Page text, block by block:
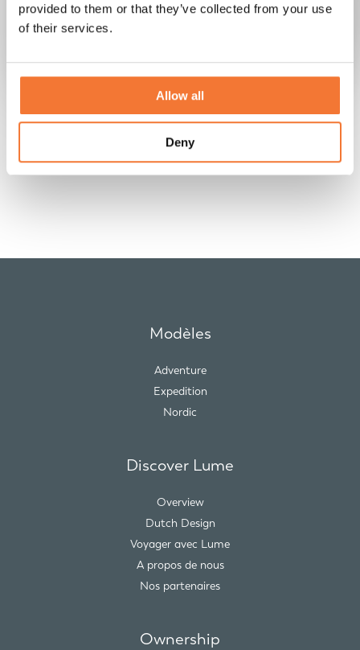
provided to them or that they’ve collected from your use
of their services.
Allow all
Deny
A. Stigler
Modèles
Adventure
Expedition
Nordic
Discover Lume
Overview
Dutch Design
Voyager avec Lume
A propos de nous
Nos partenaires
Ownership